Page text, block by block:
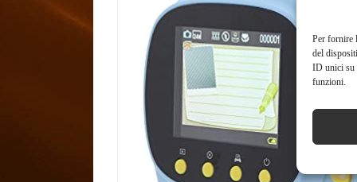
Per fornire
del
ID unici su
funzioni.